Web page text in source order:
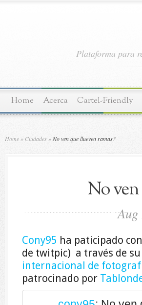
Plataforma para
Home Acerca Cartel-Friendly
Home » Ciudades »No ven que llueven ramas?
No ven
Aug
Cony95 ha paticipado
de twitpic) a través de
internacional de
patrocinado por